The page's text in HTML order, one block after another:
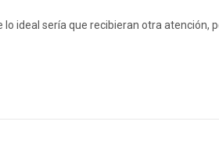
ideal sería que recibieran otra atención,